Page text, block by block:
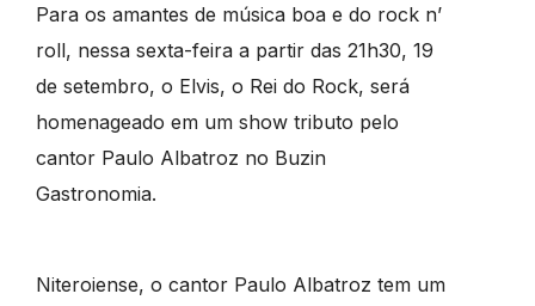
Para os amantes de música boa e do rock n’
roll, nessa sexta-feira a partir das 21h30, 19
de setembro, o Elvis, o Rei do Rock, será
homenageado em um show tributo pelo
cantor Paulo Albatroz no Buzin
Gastronomia.
Niteroiense, o cantor Paulo Albatroz tem um